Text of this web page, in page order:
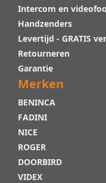
Intercom en
Handzenders
Levertijd - GRATIS
Retourneren
Garantie
Merken
BENINCA
FADINI
NICE
ROGER
DOORBIRD
VIDEX